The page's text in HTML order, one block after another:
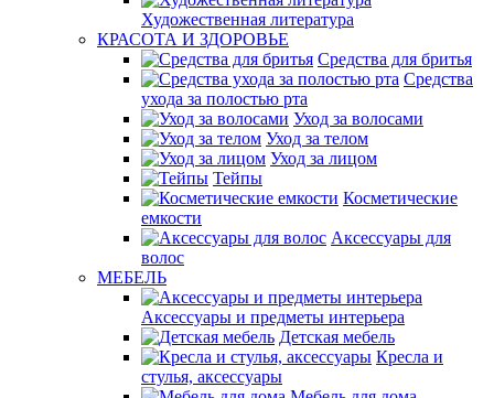
Художественная литература
КРАСОТА И ЗДОРОВЬЕ
Средства для бритья
Средства
ухода за полостью рта
Уход за волосами
Уход за телом
Уход за лицом
Тейпы
Косметические
емкости
Аксессуары для
волос
МЕБЕЛЬ
Аксессуары и предметы интерьера
Детская мебель
Кресла и
стулья, аксессуары